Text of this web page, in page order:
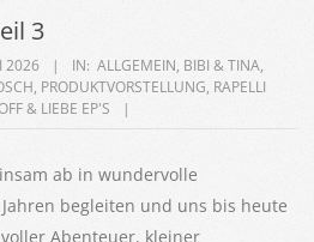
3
2026 IN: ALLGEMEIN, BIBI & TINA,
, PRODUKTVORSTELLUNG, RAPELLI
& LIEBE EP'S
ab in wundervolle
begleiten und uns bis heute
Abenteuer, kleiner